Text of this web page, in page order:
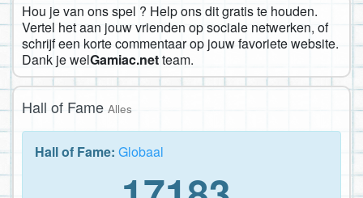
Hou je van ons spel ? Help ons dit gratis te houden.
Vertel het aan jouw vrienden op sociale netwerken, of
schrijf een korte commentaar op jouw favoriete website.
Dank je welGamiac.netteam.
Hall of Fame Alles
Hall of Fame: Globaal